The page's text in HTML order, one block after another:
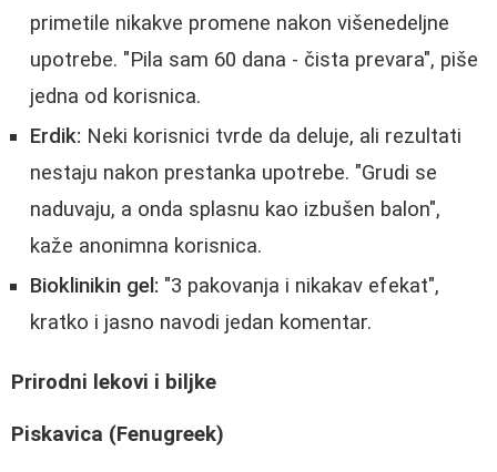
primetile nikakve promene nakon višenedeljne
upotrebe. "Pila sam 60 dana - čista prevara", piše
jedna od korisnica.
Erdik: Neki korisnici tvrde da deluje, ali rezultati
nestaju nakon prestanka upotrebe. "Grudi se
naduvaju, a onda splasnu kao izbušen balon",
kaže anonimna korisnica.
Bioklinikin gel: "3 pakovanja i nikakav efekat",
kratko i jasno navodi jedan komentar.
Prirodni lekovi i biljke
Piskavica (Fenugreek)